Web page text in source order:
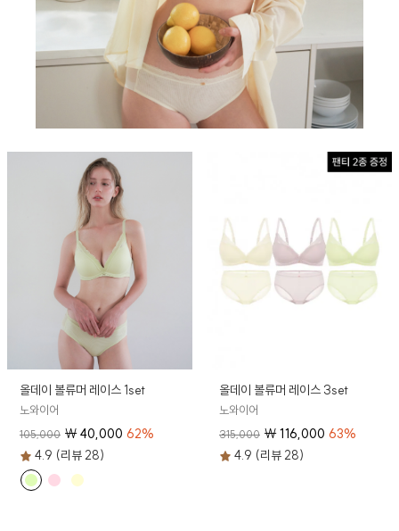
올데이 볼류머 레이스 1set
노와이어
105,000 ₩40,000 62%
4.9 (리뷰 28)
올데이 볼류머 레이스 3set
노와이어
315,000 ₩116,000 63%
4.9 (리뷰 28)